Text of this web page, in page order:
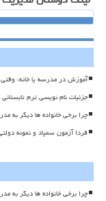
آموزش در مدرسه یا خانه، وقتی
جزئیات نام نویسی ترم
چرا برخی خانواده ها دیگر به
فردا آزمون سمپاد و نمونه
چرا برخی خانواده ها دیگر به